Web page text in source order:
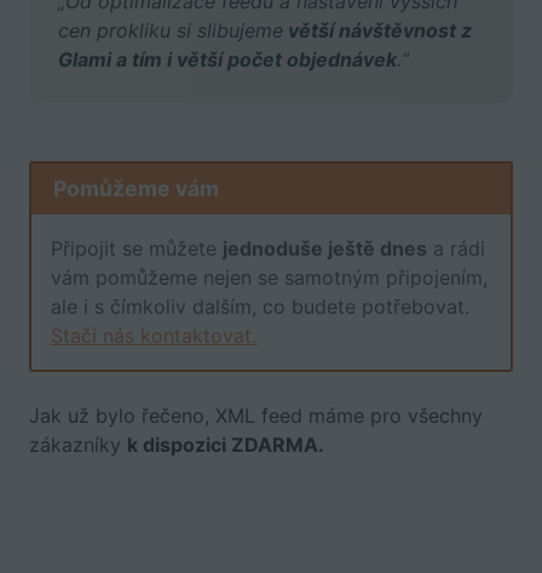
cen prokliku si slibujeme větší návštěvnost z
Glami a tím i větší počet objednávek.“
Pomůžeme vám
Připojit se můžete jednoduše ještě dnes a rádi
vám pomůžeme nejen se samotným připojením,
ale i s čímkoliv dalším, co budete potřebovat.
Stačí nás kontaktovat.
Jak už bylo řečeno, XML feed máme pro všechny
zákazníky k dispozici ZDARMA.